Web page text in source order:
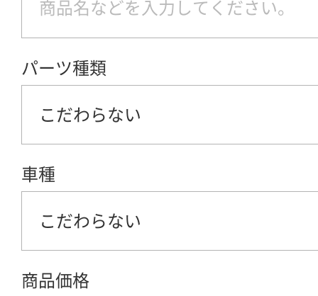
パーツ種類
こだわらない
車種
こだわらない
商品価格